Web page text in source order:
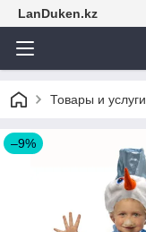
LanDuken.kz
Товары и услуги
–9%